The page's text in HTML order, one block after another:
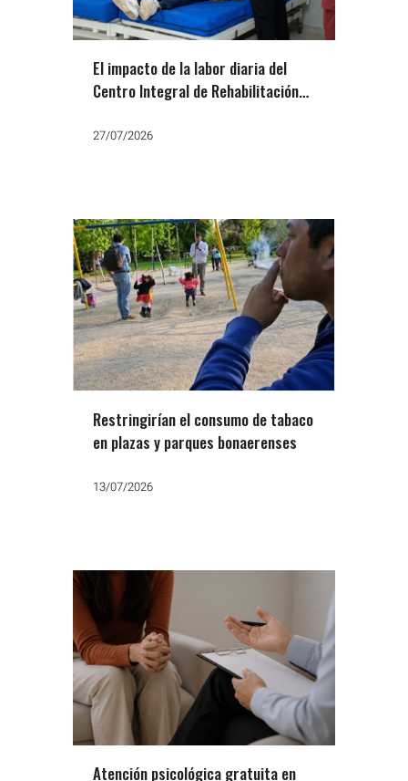
El impacto de la labor diaria del
Centro Integral de Rehabilitación
27/07/2026
Restringirían el consumo de tabaco
en plazas y parques bonaerenses
13/07/2026
Atención psicológica gratuita en